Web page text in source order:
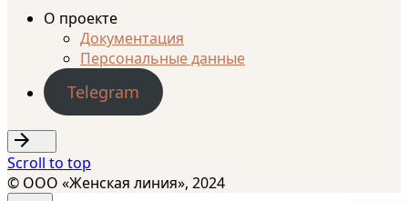
О проекте
Документация
Персональные данные
Telegram
Scroll to top
© ООО «Женская линия», 2024